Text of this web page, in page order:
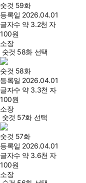
숫것 59화
등록일 2026.04.01
글자수 약 3.2천 자
100원
소장
숫것 58화 선택
숫것 58화
등록일 2026.04.01
글자수 약 3.3천 자
100원
소장
숫것 57화 선택
숫것 57화
등록일 2026.04.01
글자수 약 3.6천 자
100원
소장